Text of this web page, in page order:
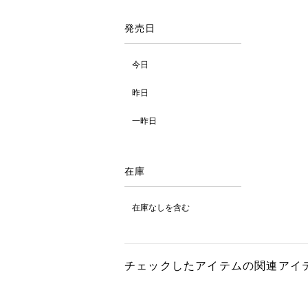
発売日
今日
昨日
一昨日
在庫
在庫なしを含む
チェックしたアイテムの関連アイ